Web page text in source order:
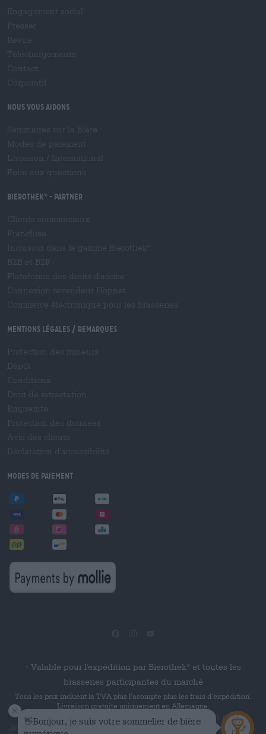
Nous vous aidons
Bierothek - Partner
Mentions légales / Remarques
Modes de paiement
* Valable pour l'expédition par Bierothek ®
et toutes les
brasseries participantes du marché
Tous les prix incluent la TVA plus l’acompte plus les frais d’expédition.
Livraison gratuite uniquement en Allemagne.
© 2026 Die Bierothek
est un produit de la société Bierothek GmbH.
Bierothek ® ® est une marque verbale déposée de Bierothek Group GmbH.